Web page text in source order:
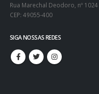
Rua Marechal Deodoro, nº
CEP: 49055-400
SIGA NOSSAS REDES